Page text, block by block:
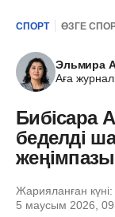
СПОРТ ӨЗГЕ
Эльмира
Аға
Бибісара
беделді
Жарияланған күні:
5 маусым 2026,